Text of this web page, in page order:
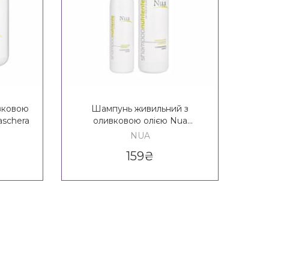
Шампунь живильний з
оливковою олією Nua
Nutriente Shampoo
NUA
159₴